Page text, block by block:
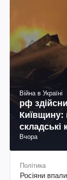
Війна в Україні
рф
Київщину:
складські
поранених
Вчора
Політика
Росіяни